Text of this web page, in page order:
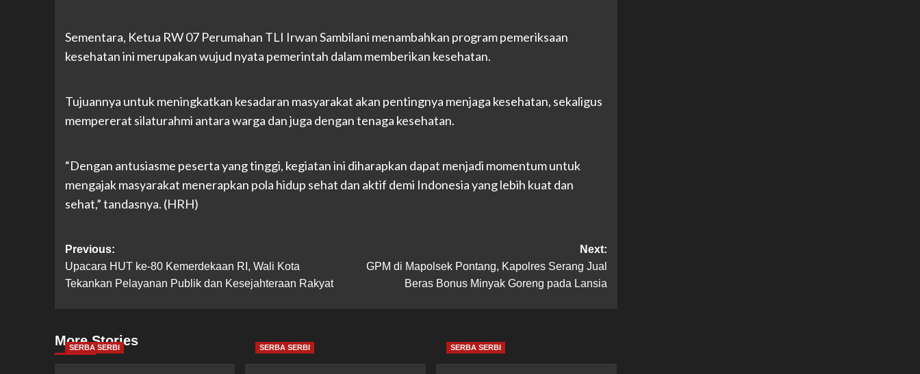
Sementara, Ketua RW 07 Perumahan TLI Irwan Sambilani menambahkan program pemeriksaan
kesehatan ini merupakan wujud nyata pemerintah dalam memberikan kesehatan.
Tujuannya untuk meningkatkan kesadaran masyarakat akan pentingnya menjaga kesehatan, sekaligus
mempererat silaturahmi antara warga dan juga dengan tenaga kesehatan.
“Dengan antusiasme peserta yang tinggi, kegiatan ini diharapkan dapat menjadi momentum untuk
mengajak masyarakat menerapkan pola hidup sehat dan aktif demi Indonesia yang lebih kuat dan
sehat,” tandasnya. (HRH)
Post
navigation
Previous:
Upacara HUT ke-80 Kemerdekaan RI, Wali Kota
Tekankan Pelayanan Publik dan Kesejahteraan Rakyat
Next:
GPM di Mapolsek Pontang, Kapolres Serang Jual
Beras Bonus Minyak Goreng pada Lansia
More Stories
SERBA SERBI SERBA SERBI SERBA SERBI